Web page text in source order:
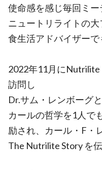
使命感を感じ毎回ミ
ニュートリライトの大
食生活アドバイザーで
2022年11月にNutrilite
訪問し
Dr.サム・レンボーグ
カールの哲学を1人で
励され、カール・F・
The Nutrilite Story を